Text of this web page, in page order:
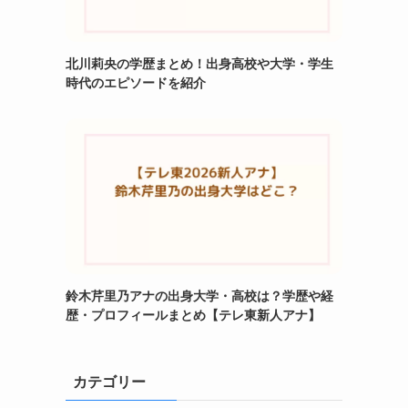
北川莉央の学歴まとめ！出身高校や大学・学生
時代のエピソードを紹介
鈴木芹里乃アナの出身大学・高校は？学歴や経
歴・プロフィールまとめ【テレ東新人アナ】
カテゴリー